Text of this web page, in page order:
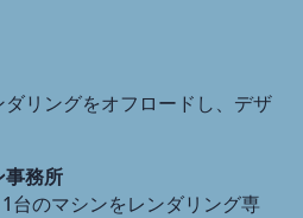
リングをオフロードし、デザ
事務所
台のマシンをレンダリング専